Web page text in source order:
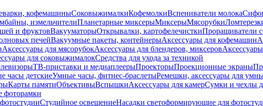
кофемашиныСоковыжималкиКофемолкиВспениватели молока
измельчителиПланетарные миксерыМиксерыМясорубки
и фруктовВакууматорыОткрывалки, картофелечисткиПроращиватели
печейВакуумные пакеты, контейнерыАксессуары для кофемашин
Аксессуары для мясорубокАксессуары для блендеров, миксеров
для соковыжималокСредства для ухода за техникой
ТВ-приставки и медиаплеерыПроекторыПроекционные экраны
часы детскиеУмные часы, фитнес-браслетыРемешки, аксессуары для
Карты памятиОбъективыВспышкиАксессуары для камерСумки и чехлы
фоторамки
Студийное освещениеНасадки светоформирующие для